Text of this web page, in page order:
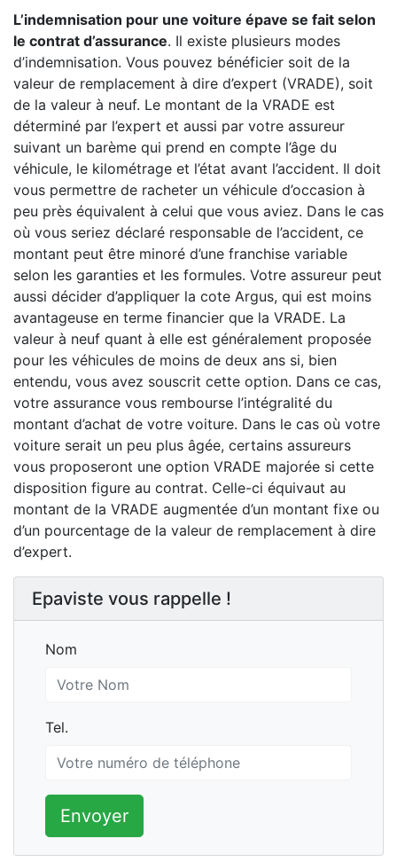
L’indemnisation pour une voiture épave se fait selon
le contrat d’assurance. Il existe plusieurs modes
d’indemnisation. Vous pouvez bénéficier soit de la
valeur de remplacement à dire d’expert (VRADE), soit
de la valeur à neuf. Le montant de la VRADE est
déterminé par l’expert et aussi par votre assureur
suivant un barème qui prend en compte l’âge du
véhicule, le kilométrage et l’état avant l’accident. Il doit
vous permettre de racheter un véhicule d’occasion à
peu près équivalent à celui que vous aviez. Dans le cas
où vous seriez déclaré responsable de l’accident, ce
montant peut être minoré d’une franchise variable
selon les garanties et les formules. Votre assureur peut
aussi décider d’appliquer la cote Argus, qui est moins
avantageuse en terme financier que la VRADE. La
valeur à neuf quant à elle est généralement proposée
pour les véhicules de moins de deux ans si, bien
entendu, vous avez souscrit cette option. Dans ce cas,
votre assurance vous rembourse l’intégralité du
montant d’achat de votre voiture. Dans le cas où votre
voiture serait un peu plus âgée, certains assureurs
vous proposeront une option VRADE majorée si cette
disposition figure au contrat. Celle-ci équivaut au
montant de la VRADE augmentée d’un montant fixe ou
d’un pourcentage de la valeur de remplacement à dire
d’expert.
Epaviste vous rappelle !
Nom
Nom
Tel.
Tel.
Envoyer